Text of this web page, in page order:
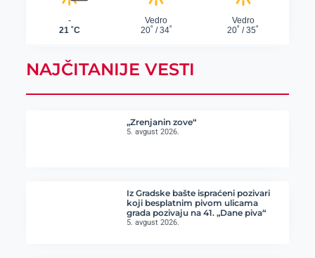
NAJČITANIJE VESTI
„Zrenjanin zove“
5. avgust 2026.
Iz Gradske bašte ispraćeni pozivari
koji besplatnim pivom ulicama
grada pozivaju na 41. „Dane piva“
5. avgust 2026.